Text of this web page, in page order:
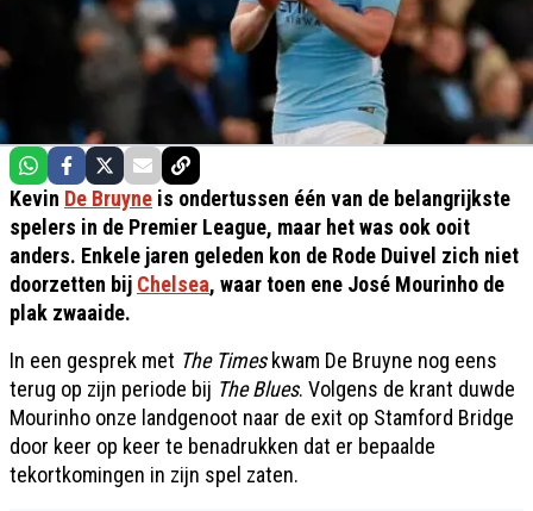
Kevin De Bruyne is ondertussen één van de belangrijkste
spelers in de Premier League, maar het was ook ooit
anders. Enkele jaren geleden kon de Rode Duivel zich niet
doorzetten bij Chelsea, waar toen ene José Mourinho de
plak zwaaide.
In een gesprek met The Timeskwam De Bruyne nog eens
terug op zijn periode bij The Blues. Volgens de krant duwde
Mourinho onze landgenoot naar de exit op Stamford Bridge
door keer op keer te benadrukken dat er bepaalde
tekortkomingen in zijn spel zaten.